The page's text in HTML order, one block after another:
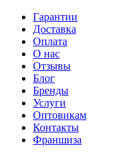
Гарантии
Доставка
Оплата
О нас
Отзывы
Блог
Бренды
Услуги
Оптовикам
Контакты
Франшиза